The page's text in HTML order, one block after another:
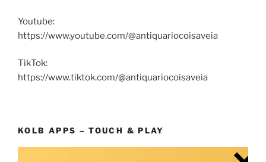
Youtube:
https://www.youtube.com/@antiquariocoisaveia
TikTok:
https://www.tiktok.com/@antiquariocoisaveia
KOLB APPS – TOUCH & PLAY